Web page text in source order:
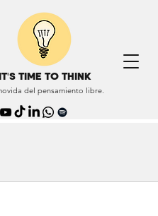
IT'S TIME TO THINK
del pensamiento libre.